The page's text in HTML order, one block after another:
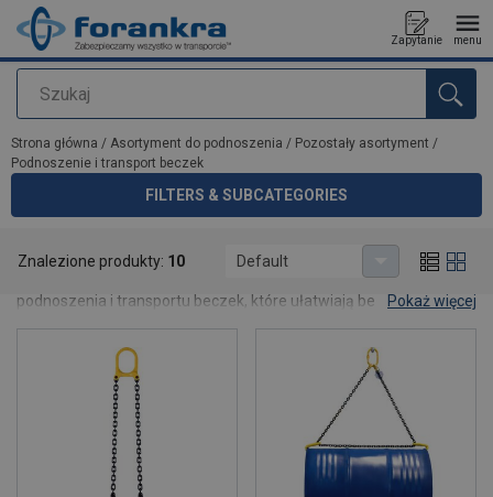
Szukaj
Zapytanie menu
Dodano do zapytania
Strona główna / Asortyment do podnoszenia / Pozostały asortyment /
Podnoszenie i transport beczek
FILTERS & SUBCATEGORIES
W tej kategorii znajdziesz wysokiej jakości narzędzia do
podnoszenia i transportu beczek, które ułatwiają bezpieczną
zapewniają pewny chwyt, stabilne przenoszenie oraz większą
ergonomię pracy.
Pokaż więcej
Znalezione produkty: 10 Default